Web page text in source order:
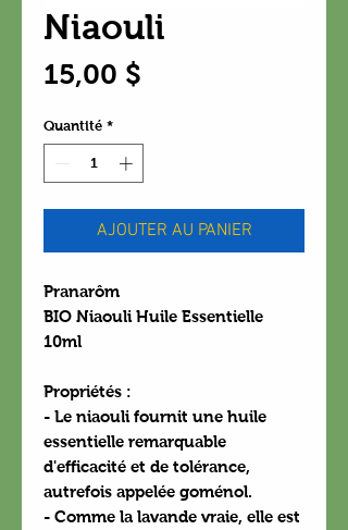
Niaouli
15,00 $
Quantité *
AJOUTER AU PANIER
Pranarôm
BIO Niaouli Huile Essentielle
10ml
Propriétés :
- Le niaouli fournit une huile
essentielle remarquable
d'efficacité et de tolérance,
autrefois appelée goménol.
- Comme la lavande vraie, elle est